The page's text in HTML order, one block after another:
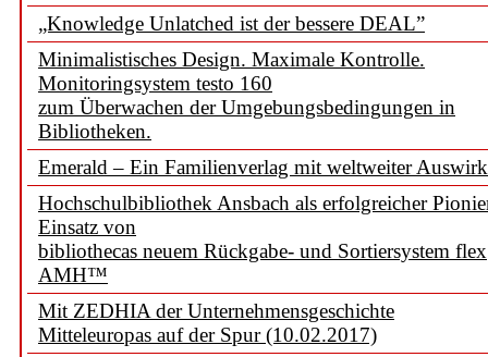
„Knowledge Unlatched ist der bessere DEAL”
Minimalistisches Design. Maximale Kontrolle.
Monitoringsystem testo 160
zum Überwachen der Umgebungsbedingungen in
Bibliotheken.
Emerald – Ein Familienverlag mit weltweiter
Hochschulbibliothek Ansbach als erfolgreicher
Einsatz von
bibliothecas neuem Rückgabe- und Sortiersystem flex
AMH™
Mit ZEDHIA der Unternehmensgeschichte
Mitteleuropas auf der Spur (10.02.2017)